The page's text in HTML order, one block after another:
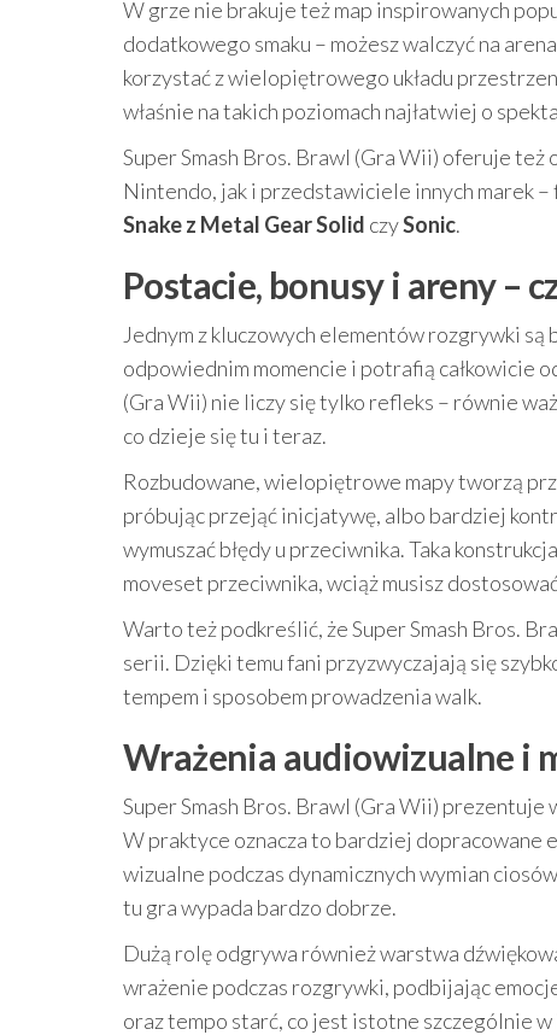
W grze nie brakuje też map inspirowanych
dodatkowego smaku – możesz walczyć na
korzystać z wielopiętrowego układu
właśnie na takich poziomach najłatwiej o
Super Smash Bros. Brawl (Gra Wii) oferuje
Nintendo, jak i przedstawiciele innych marek
Snake z Metal Gear Solid czySonic.
Postacie, bonusy i areny –
Jednym z kluczowych elementów rozgrywki
odpowiednim momencie i potrafią całkowicie
(Gra Wii) nie liczy się tylko refleks – równie
co dzieje się tu i teraz.
Rozbudowane, wielopiętrowe mapy tworzą
próbując przejąć inicjatywę, albo bardziej
wymuszać błędy u przeciwnika. Taka
moveset przeciwnika, wciąż musisz
Warto też podkreślić, że Super Smash Bros.
serii. Dzięki temu fani przyzwyczajają się
tempem i sposobem prowadzenia walk.
Wrażenia audiowizualne i
Super Smash Bros. Brawl (Gra Wii) prezentuje
W praktyce oznacza to bardziej dopracowane
wizualne podczas dynamicznych wymian
tu gra wypada bardzo dobrze.
Dużą rolę odgrywa również warstwa
wrażenie podczas rozgrywki, podbijając
oraz tempo starć, co jest istotne szczególnie